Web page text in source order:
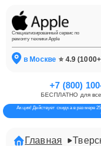
Специализированный сервис по
ремонту техники Apple
в Москве ⭐ 4.9
+7 (800)
БЕСПЛАТНО для
Акция! Действует скидка в размере
Главная